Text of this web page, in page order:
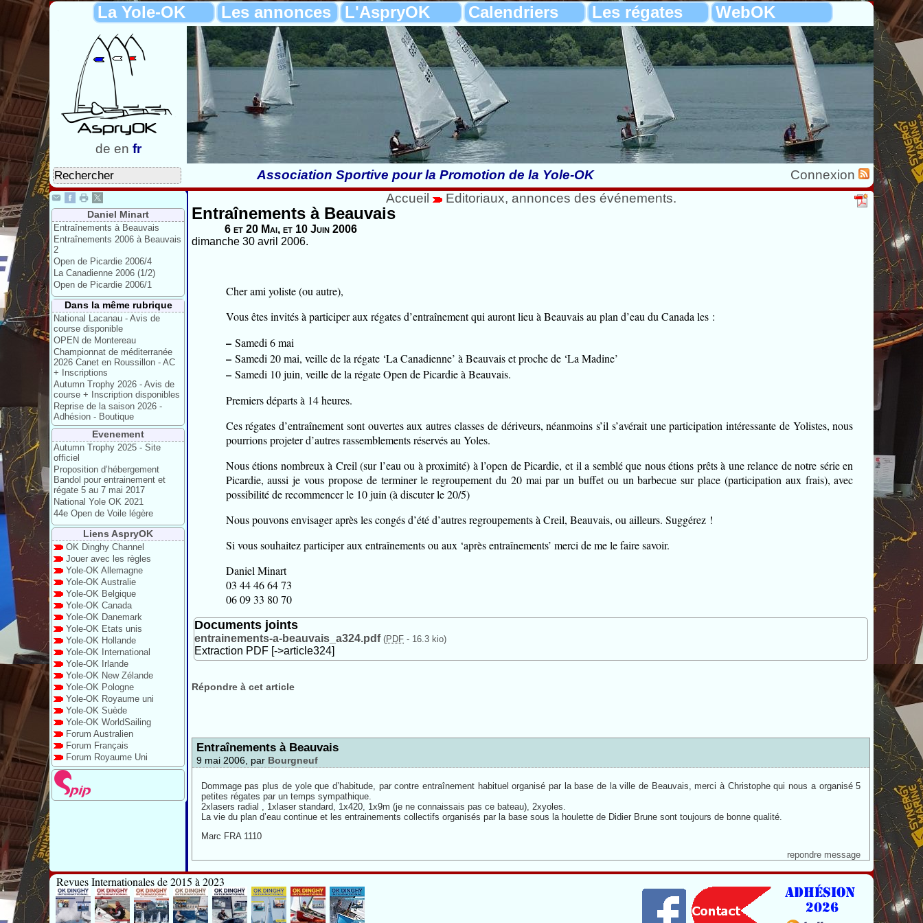
La Yole-OK Les annonces L'AspryOK Calendriers Les régates WebOK
de en fr
Association Sportive pour la Promotion de la Yole-OK
Connexion
Daniel Minart
Entraînements à Beauvais
Entraînements 2006 à Beauvais
2
Open de Picardie 2006/4
La Canadienne 2006 (1/2)
Open de Picardie 2006/1
Dans la même rubrique
National Lacanau - Avis de
course disponible
OPEN de Montereau
Championnat de méditerranée
2026 Canet en Roussillon - AC
+ Inscriptions
Autumn Trophy 2026 - Avis de
course + Inscription disponibles
Reprise de la saison 2026 -
Adhésion - Boutique
Evenement
Autumn Trophy 2025 - Site
officiel
Proposition d’hébergement
Bandol pour entrainement et
régate 5 au 7 mai 2017
National Yole OK 2021
44e Open de Voile légère
Liens AspryOK
OK Dinghy Channel
Jouer avec les règles
Yole-OK Allemagne
Yole-OK Australie
Yole-OK Belgique
Yole-OK Canada
Yole-OK Danemark
Yole-OK Etats unis
Yole-OK Hollande
Yole-OK International
Yole-OK Irlande
Yole-OK New Zélande
Yole-OK Pologne
Yole-OK Royaume uni
Yole-OK Suède
Yole-OK WorldSailing
Forum Australien
Forum Français
Forum Royaume Uni
Accueil Editoriaux, annonces des événements.
Entraînements à Beauvais
6 et 20 Mai, et 10 Juin 2006
dimanche 30 avril 2006.
Cher ami yoliste (ou autre),
Vous êtes invités à participer aux régates d’entraînement qui auront lieu à Beauvais au plan d’eau du Canada les :
–Samedi 6 mai
–Samedi 20 mai, veille de la régate ‘La Canadienne’ à Beauvais et proche de ‘La Madine’
–Samedi 10 juin, veille de la régate Open de Picardie à Beauvais.
Premiers départs à 14 heures.
Ces régates d’entraînement sont ouvertes aux autres classes de dériveurs, néanmoins s’il s’avérait une participation intéressante de Yolistes, nous
pourrions projeter d’autres rassemblements réservés au Yoles.
Nous étions nombreux à Creil (sur l’eau ou à proximité) à l’open de Picardie, et il a semblé que nous étions prêts à une relance de notre série en
Picardie, aussi je vous propose de terminer le regroupement du 20 mai par un buffet ou un barbecue sur place (participation aux frais), avec
possibilité de recommencer le 10 juin (à discuter le 20/5)
Nous pouvons envisager après les congés d’été d’autres regroupements à Creil, Beauvais, ou ailleurs. Suggérez !
Si vous souhaitez participer aux entraînements ou aux ‘après entraînements’ merci de me le faire savoir.
Daniel Minart
03 44 46 64 73
06 09 33 80 70
Documents joints
entrainements-a-beauvais_a324.pdf (PDF - 16.3 kio)
Extraction PDF [->article324]
Répondre à cet article
Entraînements à Beauvais
9 mai 2006, par Bourgneuf
Dommage pas plus de yole que d’habitude, par contre entraînement habituel organisé par la base de la ville de Beauvais, merci à Christophe qui nous a organisé 5
petites régates par un temps sympathique.
2xlasers radial , 1xlaser standard, 1x420, 1x9m (je ne connaissais pas ce bateau), 2xyoles.
La vie du plan d’eau continue et les entrainements collectifs organisés par la base sous la houlette de Didier Brune sont toujours de bonne qualité.
Marc FRA 1110
repondre message
Revues Internationales de 2015 à 2023